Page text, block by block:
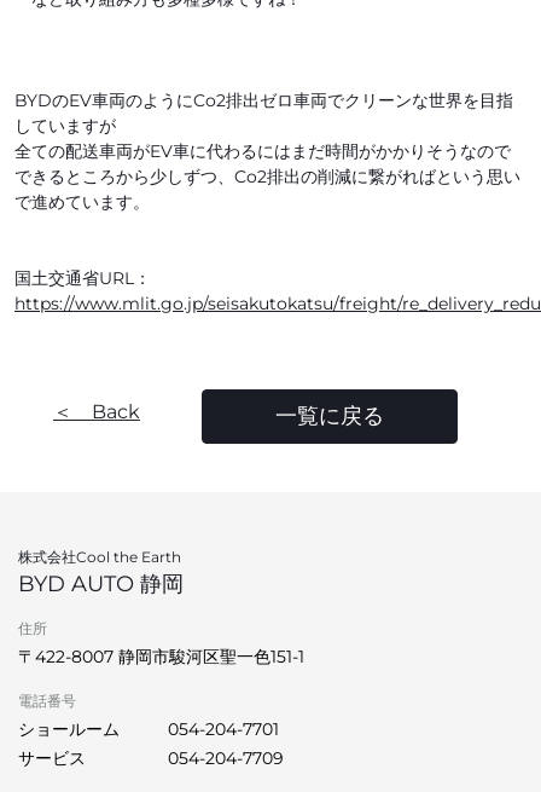
BYDのEV車両のようにCo2排出ゼロ車両でクリーンな世界を目指
していますが
全ての配送車両がEV車に代わるにはまだ時間がかかりそうなので
できるところから少しずつ、Co2排出の削減に繋がればという思い
で進めています。
国土交通省URL：
https://www.mlit.go.jp/seisakutokatsu/freight/
＜ Back 一覧に戻る
株式会社Cool the Earth
BYD AUTO 静岡
住所
〒422-8007 静岡市駿河区聖一色151-1
電話番号
ショールーム
054-204-7701
サービス
054-204-7709